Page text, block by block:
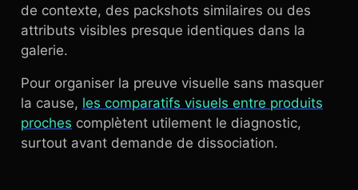
de contexte, des packshots similaires ou des
attributs visibles presque identiques dans la
galerie.
Pour organiser la preuve visuelle sans masquer
la cause, les comparatifs visuels entre produits
proches complètent utilement le diagnostic,
surtout avant demande de dissociation.